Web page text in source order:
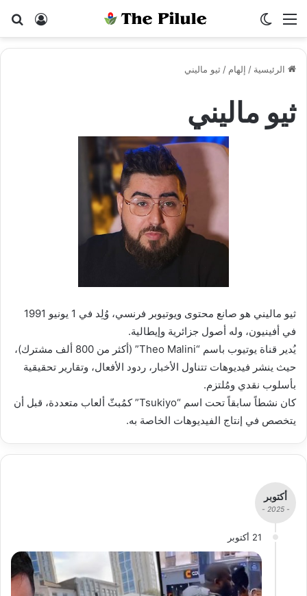
القائمة الوضع المظلم
الرئيسية / إلهام / ثيو ماليني
ثيو ماليني
ثيو ماليني هو صانع محتوى ويوتيوبر فرنسي، وُلِد في 1 يونيو 1991
في أفينيون، وله أصول جزائرية وإيطالية.
يُدير قناة يوتيوب باسم “Theo Malini” (أكثر من 800 ألف مشترك)،
حيث ينشر فيديوهات تتناول الأخبار، ردود الأفعال، وتقارير تحقيقية
بأسلوب نقدي ومُلتزم.
كان نشطاً سابقاً تحت اسم “Tsukiyo” كمُبثّ ألعاب متعددة، قبل أن
يتخصص في إنتاج الفيديوهات الخاصة به.
أكتوبر
- 2025 -
21 أكتوبر